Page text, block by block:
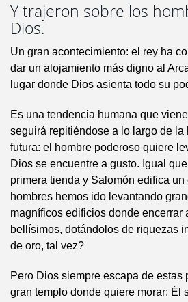
Y trajeron sobre los
Dios.
Un gran acontecimiento: el rey ha
dar un alojamiento más digno al
lugar donde Dios asienta todo su
Es una tendencia humana que
seguirá repitiéndose a lo largo de la
futura: el hombre poderoso quiere
Dios se encuentre a gusto. Igual
primera tienda y Salomón edifica
hombres hemos ido levantando
magníficos edificios donde encerrar
bellísimos, dotándolos de riquezas
de oro, tal vez?
Pero Dios siempre escapa de estas
gran templo donde quiere morar; Él